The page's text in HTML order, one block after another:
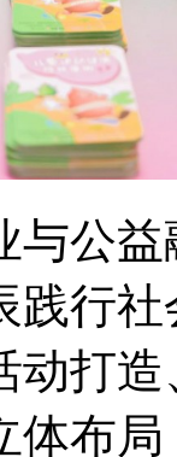
与公
践行
动打
体布